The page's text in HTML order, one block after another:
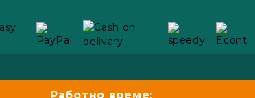
Работно време: